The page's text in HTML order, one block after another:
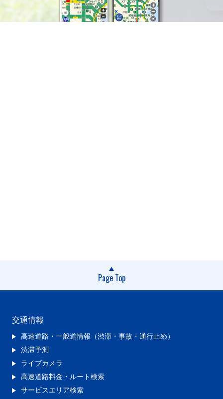
Page Top
交通情報
高速道路・一般道情報（渋滞・事故・通行止め）
渋滞予測
ライブカメラ
高速道路料金・ルート検索
サービスエリア検索